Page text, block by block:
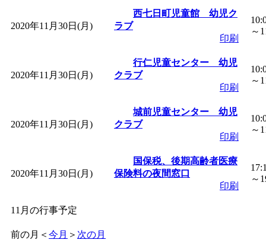
2020年11月30日(月)
西七日町児童館 幼児ク
ラブ
印刷
～
2020年11月30日(月)
行仁児童センター 幼児
クラブ
印刷
～
2020年11月30日(月)
城前児童センター 幼児
クラブ
印刷
～
2020年11月30日(月)
国保税、後期高齢者医療
保険料の夜間窓口
印刷
～
11月の行事予定
前の月 ＜ 今月 ＞ 次の月